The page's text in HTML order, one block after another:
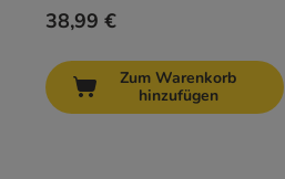
38,99 €
Zum Warenkorb
hinzufügen